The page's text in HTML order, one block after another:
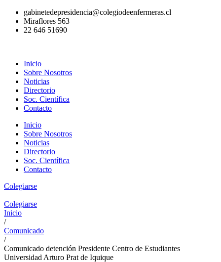
contenido
gabinetedepresidencia@colegiodeenfermeras.cl
Miraflores 563
22 646 51690
Inicio
Sobre Nosotros
Noticias
Directorio
Soc. Científica
Contacto
Inicio
Sobre Nosotros
Noticias
Directorio
Soc. Científica
Contacto
Colegiarse
Colegiarse
Inicio
/
Comunicado
/
Comunicado detención Presidente Centro de Estudiantes
Universidad Arturo Prat de Iquique